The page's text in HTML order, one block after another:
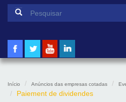
Formulário de
Início Anúncios das empresas cotadas
Paiement de dividendes